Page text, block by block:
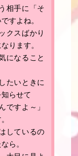
相手に「そ
すよね。
クスばかり
ります。
になること
たいときに
らせて
ですよ～」
しているの
ら。